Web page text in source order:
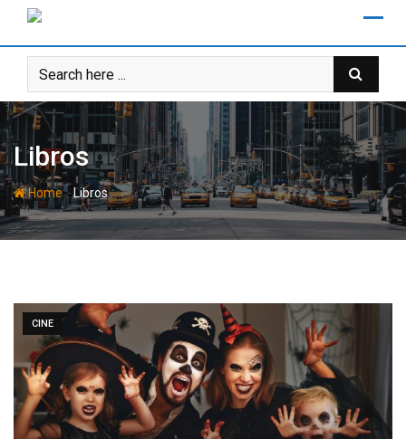
content
Libros
Home-Libros
CINE